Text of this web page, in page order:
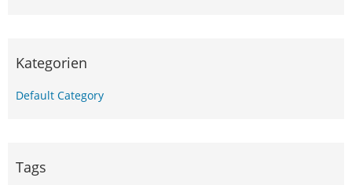
Kategorien
Default Category
Tags